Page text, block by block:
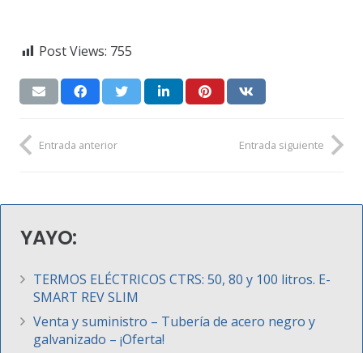
Post Views: 755
Entrada anterior Entrada siguiente
YAYO:
TERMOS ELÉCTRICOS CTRS: 50, 80 y 100 litros. E-
SMART REV SLIM
Venta y suministro – Tubería de acero negro y
galvanizado – ¡Oferta!